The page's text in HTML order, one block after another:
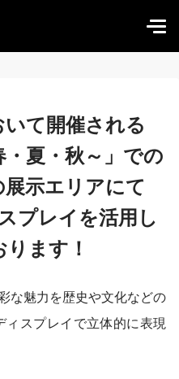
て開催される
・夏・秋～」での
示エリアにて
プレイを活用し
ます！
な魅力を歴史や文化などの
ィスプレイで立体的に表現